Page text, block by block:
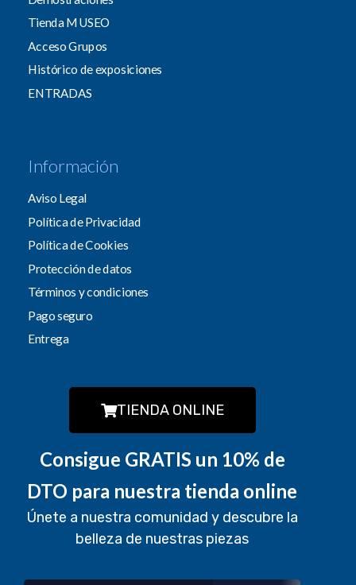
Tienda MUSEO
Acceso Grupos
Histórico de exposiciones
ENTRADAS
Información
Aviso Legal
Política de Privacidad
Política de Cookies
Protección de datos
Términos y condiciones
Pago seguro
Entrega
TIENDA ONLINE
Consigue GRATIS un 10% de
DTO para nuestra tienda online
Únete a nuestra comunidad y descubre la
belleza de nuestras piezas